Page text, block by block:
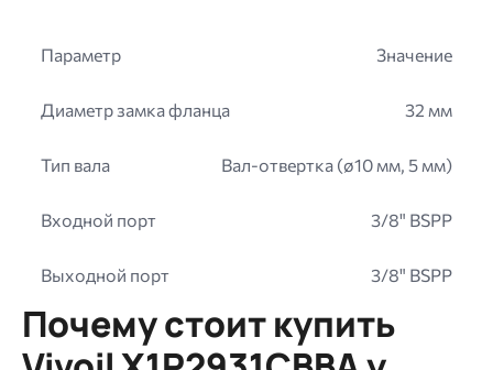
Параметр Значение
Диаметр замка фланца 32 мм
Тип вала Вал-отвертка (ø10 мм, 5 мм)
Входной порт 3/8" BSPP
Выходной порт 3/8" BSPP
Почему стоит купить